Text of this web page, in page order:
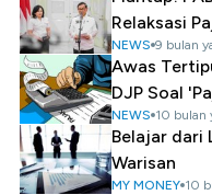
Relaksasi
NEWS 9 bulan
Awas
DJP Soal
NEWS 10 bulan
Belajar dari
Warisan
MY MONEY 10